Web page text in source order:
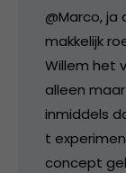
@Marco, ja
makkelijk
Willem het
alleen
inmiddels
t
concept